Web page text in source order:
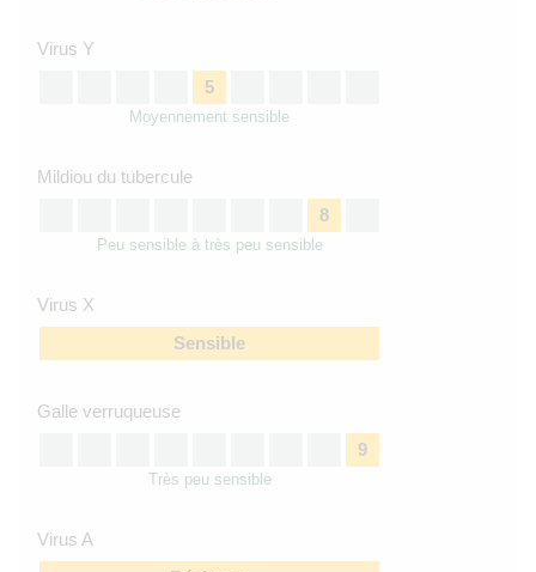
Virus Y
5
Moyennement sensible
Mildiou du tubercule
8
Peu sensible à très peu sensible
Virus X
Sensible
Galle verruqueuse
9
Très peu sensible
Virus A